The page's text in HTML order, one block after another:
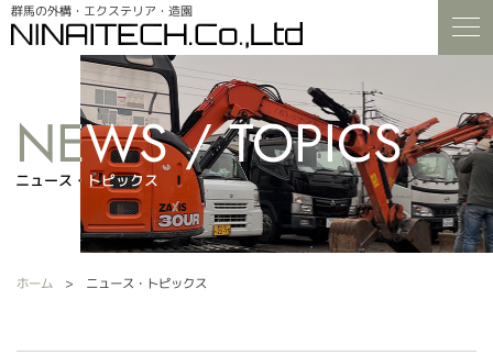
群馬の外構・エクステリア・造園
ニュース・トピックス
ニュース・トピックス
ホーム ニュース・トピックス